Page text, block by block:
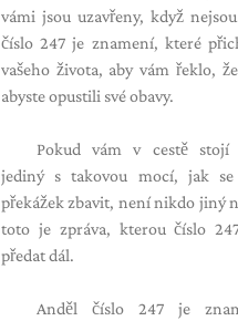
vámi jsou uzavřeny, když
číslo 247 je znamení, které
vašeho života, aby vám řeklo,
abyste opustili své obavy.
Pokud vám v cestě stojí
jediný s takovou mocí, jak
překážek zbavit, není nikdo jiný
toto je zpráva, kterou číslo
předat dál.
Anděl číslo 247 je